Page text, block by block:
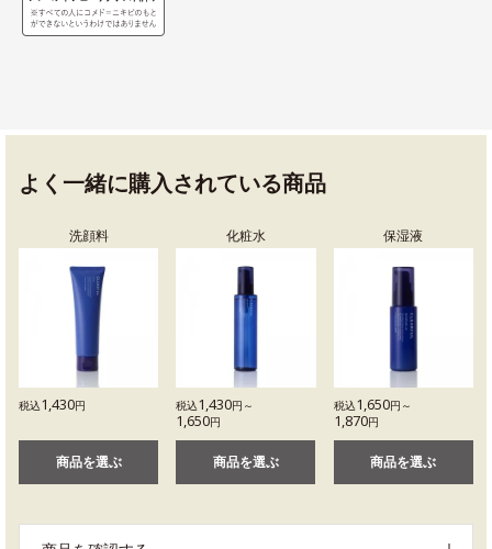
よく一緒に購入されている商品
洗顔料
税込1,430円
商品を選ぶ
化粧水
税込1,430円～
1,650円
商品を選ぶ
保湿液
税込1,650円～
1,870円
商品を選ぶ